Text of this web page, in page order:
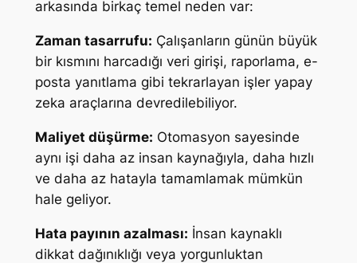
arkasında birkaç temel neden var:
Zaman tasarrufu: Çalışanların günün büyük
bir kısmını harcadığı veri girişi, raporlama, e-
posta yanıtlama gibi tekrarlayan işler yapay
zeka araçlarına devredilebiliyor.
Maliyet düşürme: Otomasyon sayesinde
aynı işi daha az insan kaynağıyla, daha hızlı
ve daha az hatayla tamamlamak mümkün
hale geliyor.
Hata payının azalması: İnsan kaynaklı
dikkat dağınıklığı veya yorgunluktan